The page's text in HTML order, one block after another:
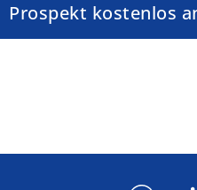
Prospekt kostenlos